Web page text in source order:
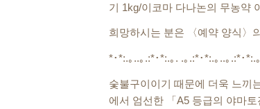
기 1kg/이코마 다나논의 무농약
희망하시는 분은 〈예약 양식〉
*･*:.｡..｡.:*･*:.｡. .｡.:*･*:.｡..｡.:*･
숯불구이이기 때문에 더욱 느끼
에서 엄선한 「A5 등급의 야마